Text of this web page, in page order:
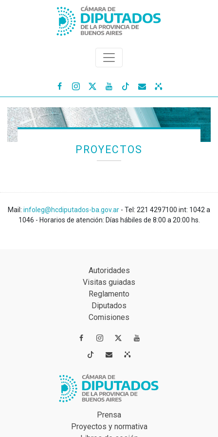
   
PROYECTOS
Mail: infoleg@hcdiputados-ba.gov.ar - Tel: 221 4297100 int: 1042 a
1046 - Horarios de atención: Días hábiles de 8:00 a 20:00 hs.
Autoridades
Visitas guiadas
Reglamento
Diputados
Comisiones
 
 
Prensa
Proyectos y normativa